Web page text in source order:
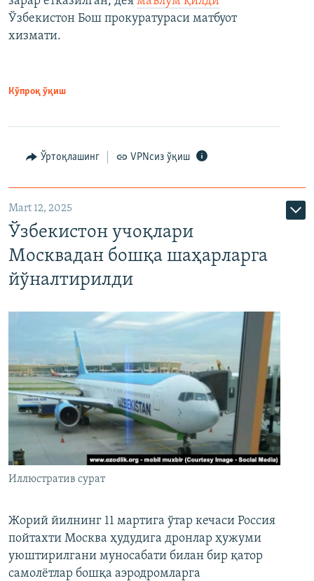
Ўзбекистон Бош прокуратураси матбуот
хизмати.
Кўпроқ ўқиш
Ўртоқлашинг VPNсиз ўқиш
Mart 12, 2025
Ўзбекистон учоқлари
Москвадан бошқа шаҳарларга
йўналтирилди
Иллюстратив сурат
Жорий йилнинг 11 мартига ўтар кечаси Россия
пойтахти Москва ҳудудига дронлар ҳужуми
уюштирилгани муносабати билан бир қатор
самолётлар бошқа аэродромларга